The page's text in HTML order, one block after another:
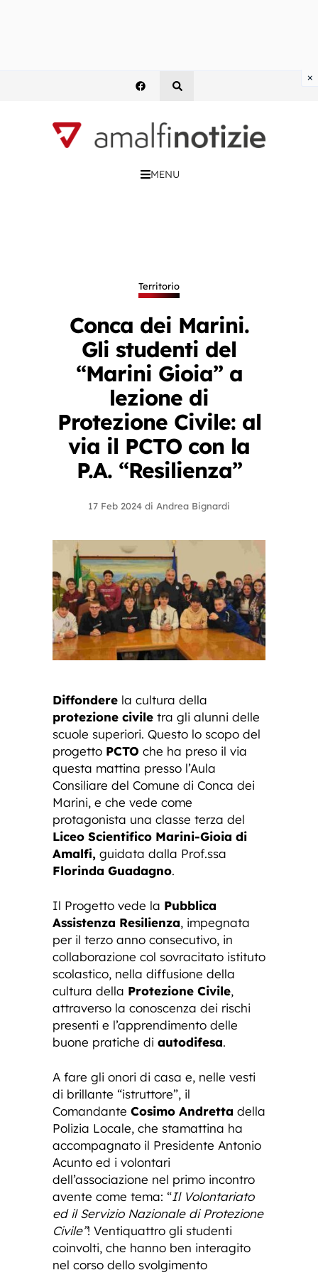
MENU
Territorio
Conca dei Marini.
Gli studenti del
“Marini Gioia” a
lezione di
Protezione Civile: al
via il PCTO con la
P.A. “Resilienza”
17 Feb 2024 di Andrea Bignardi
Diffondere la cultura della
protezione civile tra gli alunni delle
scuole superiori. Questo lo scopo del
progetto PCTO che ha preso il via
questa mattina presso l’Aula
Consiliare del Comune di Conca dei
Marini, e che vede come
protagonista una classe terza del
Liceo Scientifico Marini-Gioia di
Amalfi, guidata dalla Prof.ssa
Florinda Guadagno.
Il Progetto vede la Pubblica
Assistenza Resilienza, impegnata
per il terzo anno consecutivo, in
collaborazione col sovracitato istituto
scolastico, nella diffusione della
cultura della Protezione Civile,
attraverso la conoscenza dei rischi
presenti e l’apprendimento delle
buone pratiche di autodifesa.
A fare gli onori di casa e, nelle vesti
di brillante “istruttore”, il
Comandante Cosimo Andretta della
Polizia Locale, che stamattina ha
accompagnato il Presidente Antonio
Acunto ed i volontari
dell’associazione nel primo incontro
avente come tema: “Il Volontariato
ed il Servizio Nazionale di Protezione
Civile”! Ventiquattro gli studenti
coinvolti, che hanno ben interagito
nel corso dello svolgimento
×